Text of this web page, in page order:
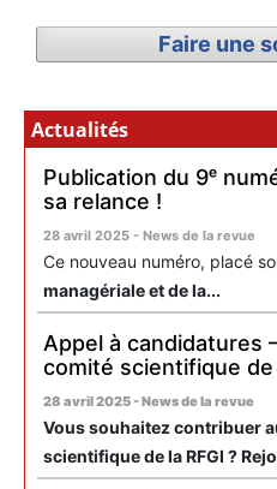
Faire une
Actualités
Publication du 9ᵉ
sa relance !
28 avril 2025 - News de la revue
Ce nouveau numéro, placé
managériale et de la...
Appel à candidatures
comité scientifique de
28 avril 2025 - News de la revue
Vous souhaitez contribuer
scientifique de la RFGI ?